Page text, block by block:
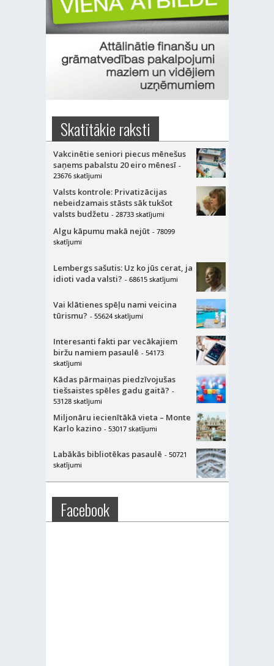
Skatītākie raksti
Vakcinētie seniori piecus mēnešus
saņems pabalstu 20 eiro mēnesī -
23676 skatījumi
Valsts kontrole: Privatizācijas
nebeidzamais stāsts sāk tukšot
valsts budžetu - 28733 skatījumi
Algu kāpumu makā nejūt - 78099
skatījumi
Lembergs sašutis: Uz ko jūs cerat, ja
idioti vada valsti? - 68615 skatījumi
Vai klātienes spēļu nami veicina
tūrismu? - 55624 skatījumi
Interesanti fakti par vecākajiem
biržu namiem pasaulē - 54173
skatījumi
Kādas pārmaiņas piedzīvojušas
tiešsaistes spēles gadu gaitā? -
53128 skatījumi
Miljonāru iecienītākā vieta – Monte
Karlo kazino - 53017 skatījumi
Labākās bibliotēkas pasaulē - 50721
skatījumi
Facebook